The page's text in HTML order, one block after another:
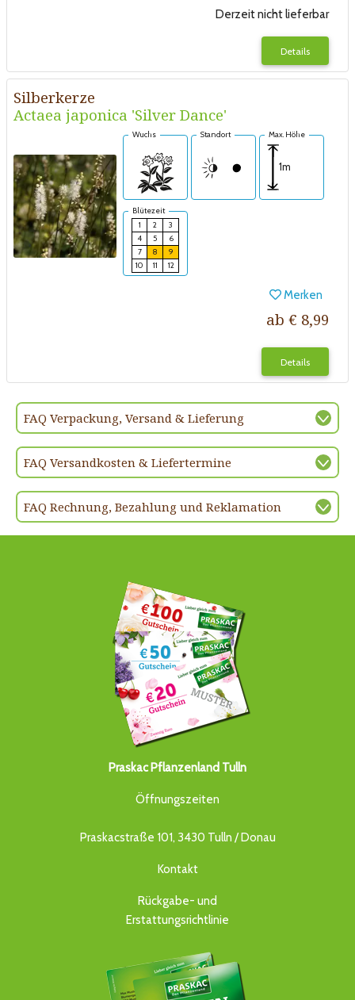
Derzeit nicht lieferbar
Details
Silberkerze
Actaea japonica 'Silver Dance'
Wuchs Standort Max. Höhe
1m
Blütezeit
1
2
3
4
5
6
7
8
9
10
11 12
Merken
ab € 8,99
Details
FAQ Verpackung, Versand & Lieferung
FAQ Versandkosten & Liefertermine
FAQ Rechnung, Bezahlung und Reklamation
Praskac Pflanzenland Tulln
Öffnungszeiten
Praskacstraße 101, 3430 Tulln / Donau
Kontakt
Rückgabe- und
Erstattungsrichtlinie